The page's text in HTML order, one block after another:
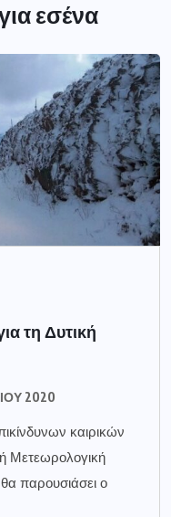
εσένα
τη Δυτική
2020
καιρικών
Μετεωρολογική
παρουσιάσει ο